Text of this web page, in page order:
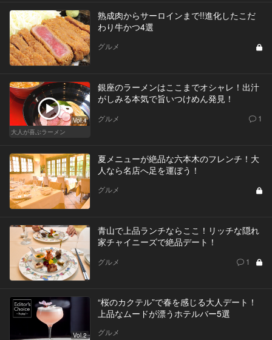
熟成肉からサーロインまで!!進化したこだ
わり牛かつ4選
グルメ
Vol.4
大人が喜ぶラーメン
銀座のラーメンはここまでオシャレ！出汁
がしみる本気で旨いつけめん発見！
グルメ 1
夏メニューが絶品な六本木のフレンチ！大
人なら名店へ足を運ぼう！
グルメ
青山で上品ランチならここ！リッチな隠れ
家チャイニーズで絶品デート！
グルメ 1
Vol.2
“桜のカクテル”で春を感じる大人デート！
上品なムードが漂うホテルバー5選
グルメ